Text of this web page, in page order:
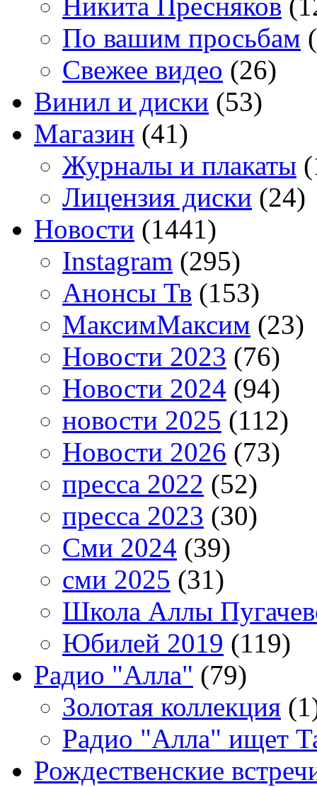
По вашим просьбам
Свежее видео (26)
Винил и диски (53)
Магазин (41)
Журналы и плакаты
Лицензия диски (24)
Новости (1441)
Instagram (295)
Анонсы Тв (153)
МаксимМаксим (23)
Новости 2023 (76)
Новости 2024 (94)
новости 2025 (112)
Новости 2026 (73)
пресса 2022 (52)
пресса 2023 (30)
Сми 2024 (39)
сми 2025 (31)
Школа Аллы
Юбилей 2019 (119)
Радио "Алла" (79)
Золотая коллекция
Радио "Алла" ищет
Рождественские